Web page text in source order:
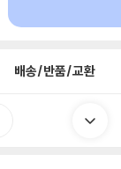
배송/반품/교환